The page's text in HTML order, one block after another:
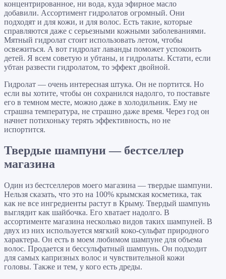
концентрированное, ни вода, куда эфирное масло
добавили. Ассортимент гидролатов огромный. Они
подходят и для кожи, и для волос. Есть такие, которые
справляются даже с серьезными кожными заболеваниями.
Мятный гидролат стоит использовать летом, чтобы
освежиться. А вот гидролат лаванды поможет успокоить
детей. Я всем советую и убтаны, и гидролаты. Кстати, если
убтан развести гидролатом, то эффект двойной.
Гидролат — очень интересная штука. Он не портится. Но
если вы хотите, чтобы он сохранился надолго, то поставьте
его в темном месте, можно даже в холодильник. Ему не
страшна температура, не страшно даже время. Через год он
начнет потихоньку терять эффективность, но не
испортится.
Твердые шампуни — бестселлер
магазина
Один из бестселлеров моего магазина — твердые шампуни.
Нельзя сказать, что это на 100% крымская косметика, так
как не все ингредиенты растут в Крыму. Твердый шампунь
выглядит как шайбочка. Его хватает надолго. В
ассортименте магазина несколько видов таких шампуней. В
двух из них используется мягкий коко-сульфат природного
характера. Он есть в моем любимом шампуне для объема
волос. Продается и бессульфатный шампунь. Он подходит
для самых капризных волос и чувствительной кожи
головы. Также и тем, у кого есть дреды.